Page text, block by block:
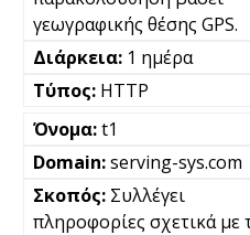
γεωγραφικής θέσης GPS.
1 ημέρα
HTTP
t1
serving-sys.com
Συλλέγει
πληροφορίες σχετικά με